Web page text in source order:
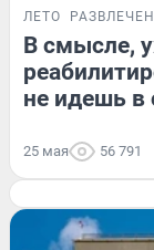
ЛЕТО
В смысле,
не идешь в
25 мая 56 791